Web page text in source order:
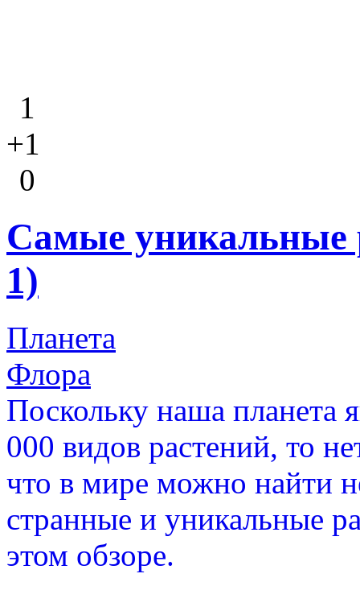
1
+1
0
Самые уникальные
1)
Планета
Флора
Поскольку наша планета
000 видов растений, то
что в мире можно найти
странные и уникальные
этом обзоре.